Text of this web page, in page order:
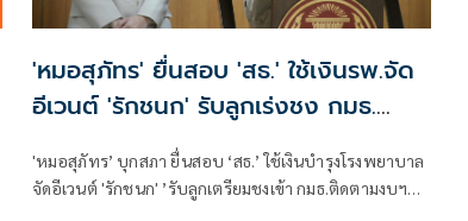
'หมอสุภัทร' ยื่นสอบ 'สธ.' ใช้เงินรพ.จัด
อีเวนต์ 'รักชนก' รับลูกเร่งชง กมธ.
'หมอสุภัทร’ บุกสภา ยื่นสอบ ‘สธ.’ ใช้เงินบำรุงโรงพยาบาล
จัดอีเวนต์ 'รักชนก' ’รับลูกเตรียมชงเข้า กมธ.ติดตามงบฯ